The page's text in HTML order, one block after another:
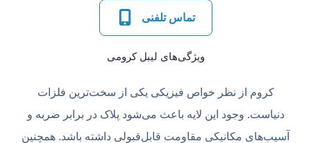
تماس تلفنی
ویژگی‌‌های لیبل کرومی
کروم از نظر خواص فیزیکی یکی از سخت‌ترین فلزات
دنیاست. وجود این لایه باعث می‌شود پلاک در برابر ضربه و
آسیب‌های مکانیکی مقاومت قابل‌قبولی داشته باشد. همچنین